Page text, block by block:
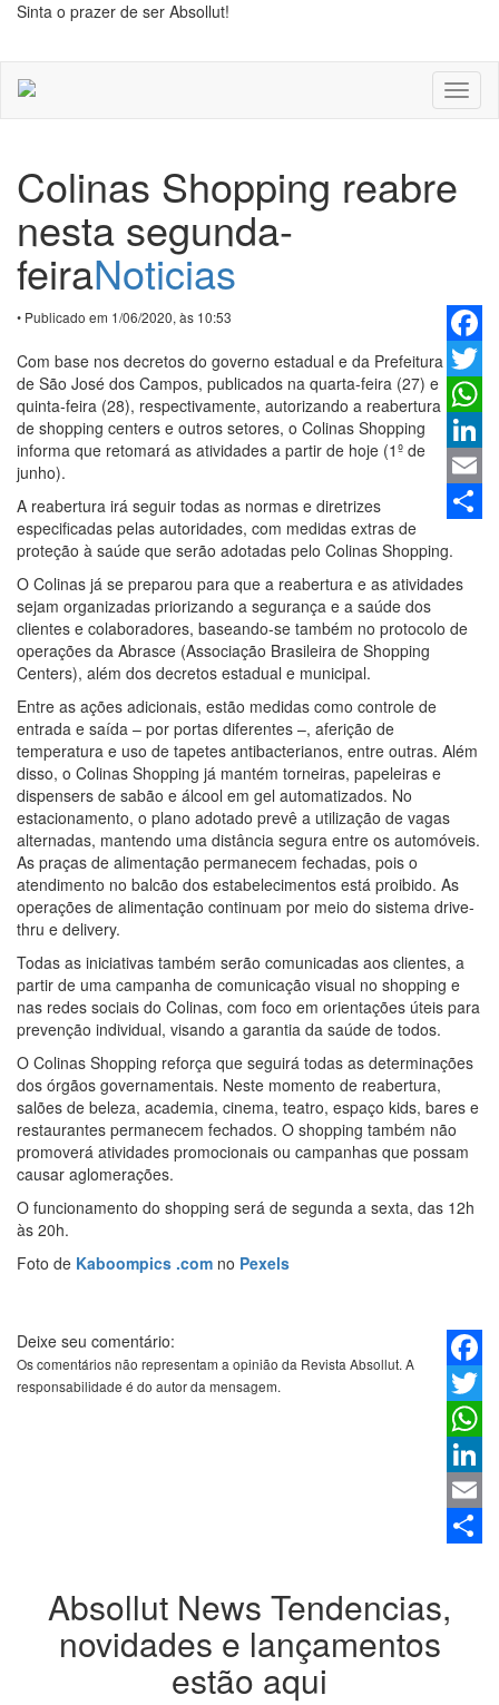
Sinta o prazer de ser Absollut!
Colinas Shopping reabre
nesta segunda-
feiraNoticias
• Publicado em 1/06/2020, às 10:53
Twitter
Email
Com base nos decretos do governo estadual e da Prefeitura
de São José dos Campos, publicados na quarta-feira (27) e
quinta-feira (28), respectivamente, autorizando a reabertura
de shopping centers e outros setores, o Colinas Shopping
informa que retomará as atividades a partir de hoje (1º de
junho).
A reabertura irá seguir todas as normas e diretrizes
especificadas pelas autoridades, com medidas extras de
proteção à saúde que serão adotadas pelo Colinas Shopping.
O Colinas já se preparou para que a reabertura e as atividades
sejam organizadas priorizando a segurança e a saúde dos
clientes e colaboradores, baseando-se também no protocolo de
operações da Abrasce (Associação Brasileira de Shopping
Centers), além dos decretos estadual e municipal.
Entre as ações adicionais, estão medidas como controle de
entrada e saída – por portas diferentes –, aferição de
temperatura e uso de tapetes antibacterianos, entre outras. Além
disso, o Colinas Shopping já mantém torneiras, papeleiras e
dispensers de sabão e álcool em gel automatizados. No
estacionamento, o plano adotado prevê a utilização de vagas
alternadas, mantendo uma distância segura entre os automóveis.
As praças de alimentação permanecem fechadas, pois o
atendimento no balcão dos estabelecimentos está proibido. As
operações de alimentação continuam por meio do sistema drive-
thru e delivery.
Todas as iniciativas também serão comunicadas aos clientes, a
partir de uma campanha de comunicação visual no shopping e
nas redes sociais do Colinas, com foco em orientações úteis para
prevenção individual, visando a garantia da saúde de todos.
O Colinas Shopping reforça que seguirá todas as determinações
dos órgãos governamentais. Neste momento de reabertura,
salões de beleza, academia, cinema, teatro, espaço kids, bares e
restaurantes permanecem fechados. O shopping também não
promoverá atividades promocionais ou campanhas que possam
causar aglomerações.
O funcionamento do shopping será de segunda a sexta, das 12h
às 20h.
Foto de Kaboompics .com no Pexels
Twitter
Email
Deixe seu comentário:
Os comentários não representam a opinião da Revista Absollut. A
responsabilidade é do autor da mensagem.
Absollut News Tendencias,
novidades e lançamentos
estão aqui